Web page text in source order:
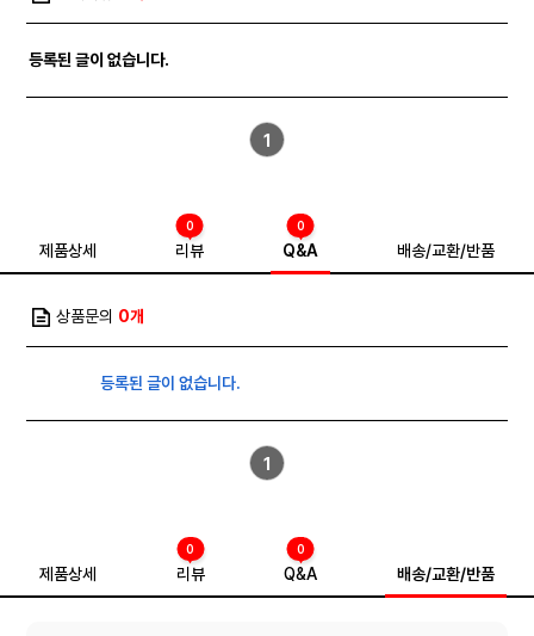
등록된 글이 없습니다.
1
제품상세 리뷰
0
Q&A
0
배송/교환/반품
상품문의 0개
등록된 글이 없습니다.
1
제품상세 리뷰
0
Q&A
0
배송/교환/반품